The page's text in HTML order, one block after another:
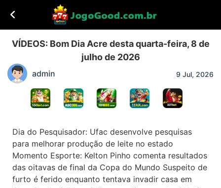
VÍDEOS: Bom Dia Acre desta quarta-feira, 8 de
julho de 2026
admin 9 Jul, 2026
Dia do Pesquisador: Ufac desenvolve pesquisas
para melhorar produção de leite no estado
Momento Esporte: Kelton Pinho comenta resultados
das oitavas de final da Copa do Mundo Suspeito de
furto é ferido enquanto tentava invadir casa em